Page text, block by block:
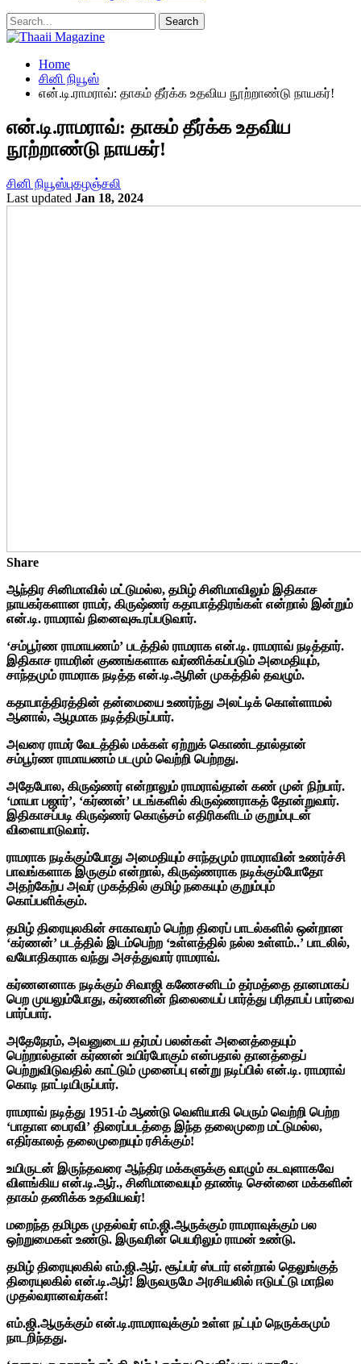
Home
சினி நியூஸ்
என்.டி.ராமராவ்: தாகம் தீர்க்க உதவிய நூற்றாண்டு நாயகர்!
என்.டி.ராமராவ்: தாகம் தீர்க்க உதவிய
நூற்றாண்டு நாயகர்!
சினி நியூஸ்புகழஞ்சலி
Last updated Jan 18, 2024
Share
ஆந்திர சினிமாவில் மட்டுமல்ல, தமிழ் சினிமாவிலும் இதிகாச
நாயகர்களான ராமர், கிருஷ்ணர் கதாபாத்திரங்கள் என்றால் இன்றும்
என்.டி. ராமராவ் நினைவுகூரப்படுவார்.
‘சம்பூர்ண ராமாயணம்’ படத்தில் ராமராக என்.டி. ராமராவ் நடித்தார்.
இதிகாச ராமரின் குணங்களாக வர்ணிக்கப்படும் அமைதியும்,
சாந்தமும் ராமராக நடித்த என்.டி.ஆரின் முகத்தில் தவழும்.
கதாபாத்திரத்தின் தன்மையை உணர்ந்து அலட்டிக் கொள்ளாமல்
ஆனால், ஆழமாக நடித்திருப்பார்.
அவரை ராமர் வேடத்தில் மக்கள் ஏற்றுக் கொண்டதால்தான்
சம்பூர்ண ராமாயணம் படமும் வெற்றி பெற்றது.
அதேபோல, கிருஷ்ணர் என்றாலும் ராமராவ்தான் கண் முன் நிற்பார்.
‘மாயா பஜார்’, ‘கர்ணன்’ படங்களில் கிருஷ்ணராகத் தோன்றுவார்.
இதிகாசப்படி கிருஷ்ணர் கொஞ்சம் எதிரிகளிடம் குறும்புடன்
விளையாடுவார்.
ராமராக நடிக்கும்போது அமைதியும் சாந்தமும் ராமராவின் உணர்ச்சி
பாவங்களாக இருகும் என்றால், கிருஷ்ணராக நடிக்கும்போதோ
அதற்கேற்ப அவர் முகத்தில் குமிழ் நகையும் குறும்பும்
கொப்பளிக்கும்.
தமிழ் திரையுலகின் சாகாவரம் பெற்ற திரைப் பாடல்களில் ஒன்றான
‘கர்ணன்’ படத்தில் இடம்பெற்ற ‘உள்ளத்தில் நல்ல உள்ளம்..’ பாடலில்,
வயோதிகராக வந்து அசத்துவார் ராமராவ்.
கர்ணனனாக நடிக்கும் சிவாஜி கணேசனிடம் தர்மத்தை தானமாகப்
பெற முயலும்போது, கர்ணனின் நிலையைப் பார்த்து பரிதாபப் பார்வை
பார்ப்பார்.
அதேநேரம், அவனுடைய தர்மப் பலன்கள் அனைத்தையும்
பெற்றால்தான் கர்ணன் உயிர்போகும் என்பதால் தானத்தைப்
பெற்றுவிடுவதில் காட்டும் முனைப்பு என்று நடிப்பில் என்.டி. ராமராவ்
கொடி நாட்டியிருப்பார்.
ராமராவ் நடித்து 1951-ம் ஆண்டு வெளியாகி பெரும் வெற்றி பெற்ற
‘பாதாள பைரவி’ திரைப்படத்தை இந்த தலைமுறை மட்டுமல்ல,
எதிர்காலத் தலைமுறையும் ரசிக்கும்!
உயிருடன் இருந்தவரை ஆந்திர மக்களுக்கு வாழும் கடவுளாகவே
விளங்கிய என்.டி.ஆர்., சினிமாவையும் தாண்டி சென்னை மக்களின்
தாகம் தணிக்க உதவியவர்!
மறைந்த தமிழக முதல்வர் எம்.ஜி.ஆருக்கும் ராமராவுக்கும் பல
ஒற்றுமைகள் உண்டு. இருவரின் பெயரிலும் ராமன் உண்டு.
தமிழ் திரையுலகில் எம்.ஜி.ஆர். சூப்பர் ஸ்டார் என்றால் தெலுங்குத்
திரையுலகில் என்.டி.ஆர்! இருவருமே அரசியலில் ஈடுபட்டு மாநில
முதல்வரானவர்கள்!
எம்.ஜி.ஆருக்கும் என்.டி.ராமராவுக்கும் உள்ள நட்பும் நெருக்கமும்
நாடறிந்தது.